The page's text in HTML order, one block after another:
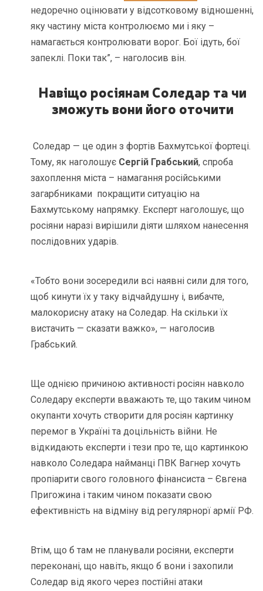
недоречно оцінювати у відсотковому відношенні,
яку частину міста контролюємо ми і яку –
намагається контролювати ворог. Бої ідуть, бої
запеклі. Поки так”, – наголосив він.
Навіщо росіянам Соледар та чи
зможуть вони його оточити
Соледар — це один з фортів Бахмутської фортеці.
Тому, як наголошує Сергій Грабський, спроба
захоплення міста – намагання російськими
загарбниками покращити ситуацію на
Бахмутському напрямку. Експерт наголошує, що
росіяни наразі вирішили діяти шляхом нанесення
послідовних ударів.
«Тобто вони зосередили всі наявні сили для того,
щоб кинути їх у таку відчайдушну і, вибачте,
малокорисну атаку на Соледар. На скільки їх
вистачить — сказати важко», — наголосив
Грабський.
Ще однією причиною активності росіян навколо
Соледару експерти вважають те, що таким чином
окупанти хочуть створити для росіян картинку
перемог в Україні та доцільність війни. Не
відкидають експерти і тези про те, що картинкою
навколо Соледара найманці ПВК Вагнер хочуть
пропіарити свого головного фінансиста – Євгена
Пригожина і таким чином показати свою
ефективність на відміну від регулярнорї армії РФ.
Втім, що б там не планували росіяни, експерти
переконані, що навіть, якщо б вони і захопили
Соледар від якого через постійні атаки